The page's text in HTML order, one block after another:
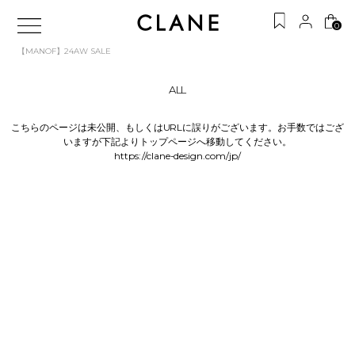
0
【MANOF】24AW SALE
ALL
こちらのページは未公開、もしくはURLに誤りがございます。お手数ではござ
いますが下記よりトップページへ移動してください。
https://clane-design.com/jp/